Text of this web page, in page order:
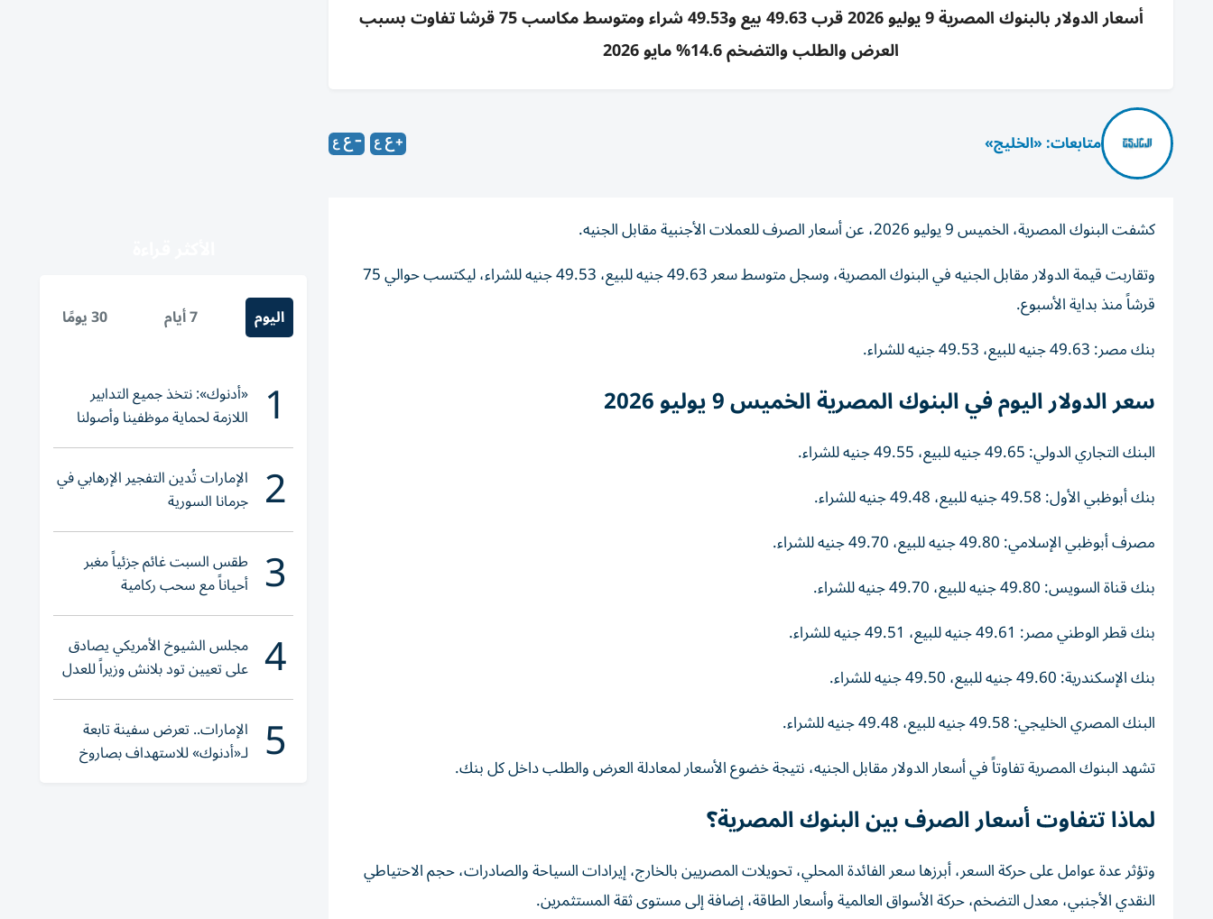
أسعار الدولار بالبنوك المصرية 9 يوليو 2026 قرب 49.63 بيع و49.53 شراء ومتوسط مكاسب 75 قرشا تفاوت بسبب
العرض والطلب والتضخم 14.6% مايو 2026
متابعات: «الخليج»
كشفت البنوك المصرية، الخميس 9 يوليو 2026، عن أسعار الصرف للعملات الأجنبية مقابل الجنيه.
وتقاربت قيمة الدولار مقابل الجنيه في البنوك المصرية، وسجل متوسط سعر 49.63 جنيه للبيع، 49.53 جنيه للشراء، ليكتسب حوالي 75
قرشاً منذ بداية الأسبوع.
بنك مصر: 49.63 جنيه للبيع، 49.53 جنيه للشراء.
سعر الدولار اليوم في البنوك المصرية الخميس 9 يوليو 2026
البنك التجاري الدولي: 49.65 جنيه للبيع، 49.55 جنيه للشراء.
بنك أبوظبي الأول: 49.58 جنيه للبيع، 49.48 جنيه للشراء.
مصرف أبوظبي الإسلامي: 49.80 جنيه للبيع، 49.70 جنيه للشراء.
بنك قناة السويس: 49.80 جنيه للبيع، 49.70 جنيه للشراء.
بنك قطر الوطني مصر: 49.61 جنيه للبيع، 49.51 جنيه للشراء.
بنك الإسكندرية: 49.60 جنيه للبيع، 49.50 جنيه للشراء.
البنك المصري الخليجي: 49.58 جنيه للبيع، 49.48 جنيه للشراء.
تشهد البنوك المصرية تفاوتاً في أسعار الدولار مقابل الجنيه، نتيجة خضوع الأسعار لمعادلة العرض والطلب داخل كل بنك.
لماذا تتفاوت أسعار الصرف بين البنوك المصرية؟
وتؤثر عدة عوامل على حركة السعر، أبرزها سعر الفائدة المحلي، تحويلات المصريين بالخارج، إيرادات السياحة والصادرات، حجم الاحتياطي
النقدي الأجنبي، معدل التضخم، حركة الأسواق العالمية وأسعار الطاقة، إضافة إلى مستوى ثقة المستثمرين.
اليوم 7 أيام 30 يومًا
1 «أدنوك»: نتخذ جميع التدابير
اللازمة لحماية موظفينا وأصولنا
وعملياتنا
2 الإمارات تُدين التفجير الإرهابي في
جرمانا السورية
3 طقس السبت غائم جزئياً مغبر
أحياناً مع سحب ركامية
4 مجلس الشيوخ الأمريكي يصادق
على تعيين تود بلانش وزيراً للعدل
5 الإمارات.. تعرض سفينة تابعة
لـ«أدنوك» للاستهداف بصاروخ